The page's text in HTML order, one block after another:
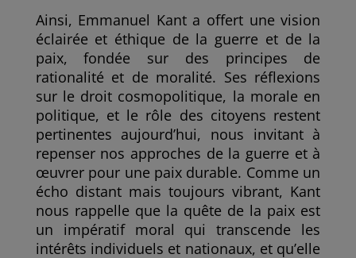
Ainsi, Emmanuel Kant a offert une vision
éclairée et éthique de la guerre et de la
paix, fondée sur des principes de
rationalité et de moralité. Ses réflexions
sur le droit cosmopolitique, la morale en
politique, et le rôle des citoyens restent
pertinentes aujourd’hui, nous invitant à
repenser nos approches de la guerre et à
œuvrer pour une paix durable. Comme un
écho distant mais toujours vibrant, Kant
nous rappelle que la quête de la paix est
un impératif moral qui transcende les
intérêts individuels et nationaux, et qu’elle